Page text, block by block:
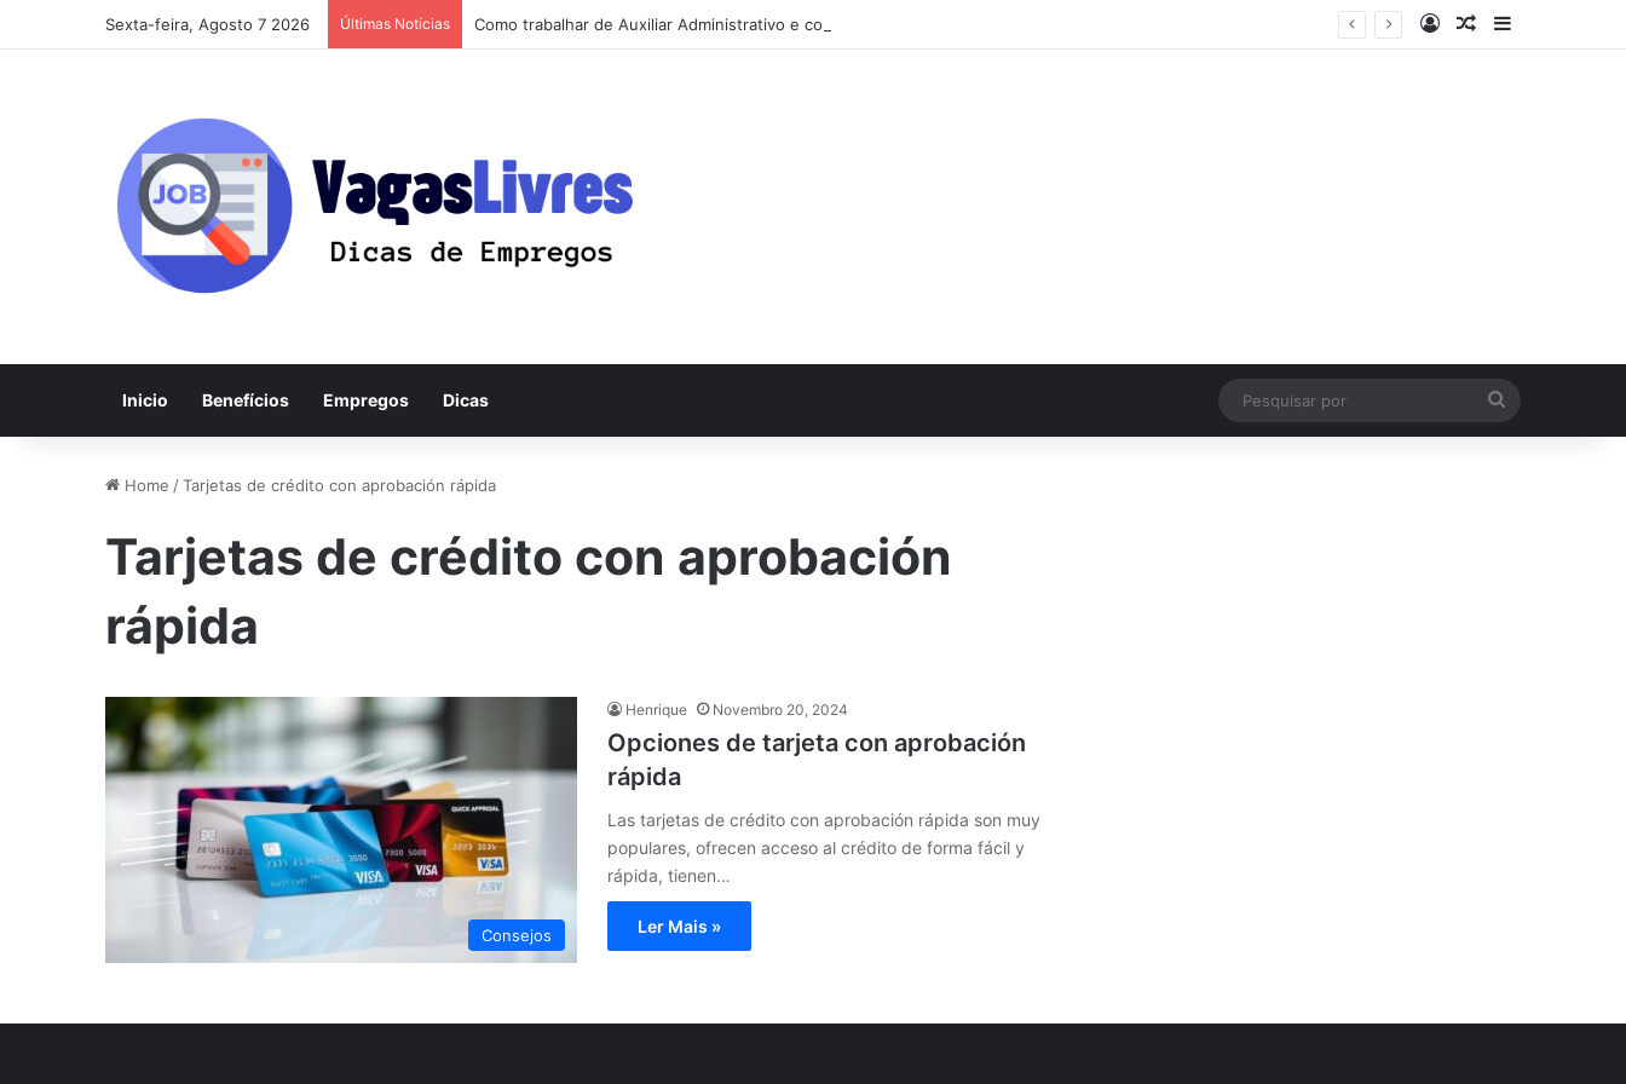
Sexta-feira, Agosto 7 2026 Últimas Notícias Como trabalhar de Auxiliar Administrativo e conseguir a primeira vaga rápido Log InArtigo Aleatório
Sidebar
Inicio Benefícios Empregos Dicas
por
Home /Tarjetas de crédito con aprobación rápida
Tarjetas de crédito con aprobación
rápida
Consejos
Henrique Novembro 20, 2024
Opciones de tarjeta con aprobación
rápida
Las tarjetas de crédito con aprobación rápida son muy
populares, ofrecen acceso al crédito de forma fácil y
rápida, tienen…
Ler Mais »